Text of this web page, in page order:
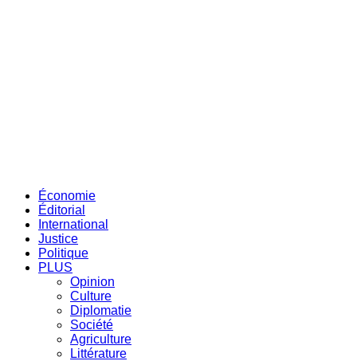
Économie
Éditorial
International
Justice
Politique
PLUS
Opinion
Culture
Diplomatie
Société
Agriculture
Littérature